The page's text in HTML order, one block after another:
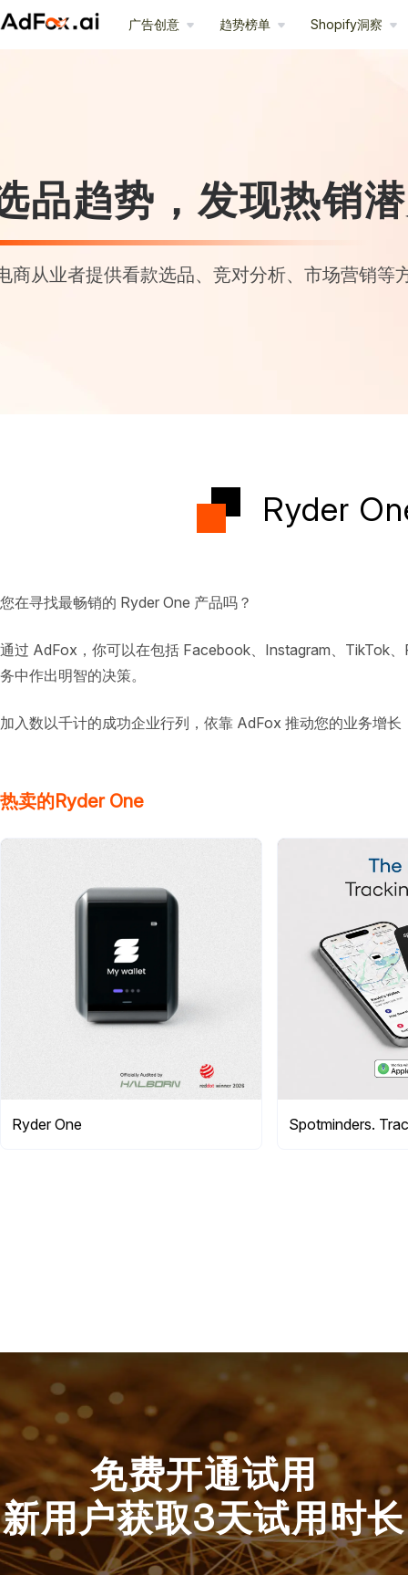
广告创意 趋势榜单 Shopify洞察
品趋势，发现热销
商从业者提供看款选品、竞对分析、市场营销等
Ryder
您在寻找最畅销的 Ryder One 产品吗？
通过 AdFox，你可以在包括 Facebook、Instagram、TikTok
务中作出明智的决策。
加入数以千计的成功企业行列，依靠 AdFox 推动您的业务增
热卖的Ryder One
Ryder One Spotminders.
免费开通试用
新用户获取3天试用时长